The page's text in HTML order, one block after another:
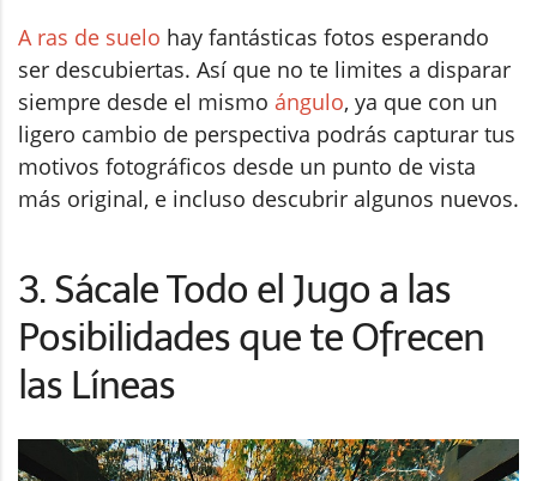
A ras de suelo hay fantásticas fotos esperando
ser descubiertas. Así que no te limites a disparar
siempre desde el mismo ángulo, ya que con un
ligero cambio de perspectiva podrás capturar tus
motivos fotográficos desde un punto de vista
más original, e incluso descubrir algunos nuevos.
3. Sácale Todo el Jugo a las
Posibilidades que te Ofrecen
las Líneas